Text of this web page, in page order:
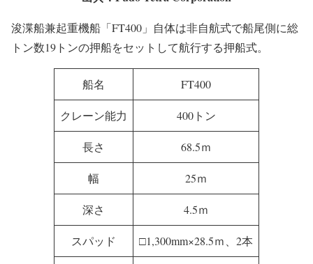
浚渫船兼起重機船「FT400」自体は非自航式で船尾側に総
トン数19トンの押船をセットして航行する押船式。
船名 FT400
クレーン能力 400トン
長さ 68.5ｍ
幅 25ｍ
深さ 4.5ｍ
スパッド □1,300mm×28.5ｍ、2本